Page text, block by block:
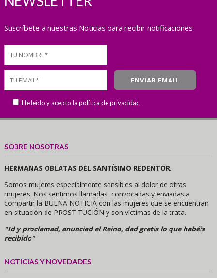
Suscríbete a nuestras Noticias para recibir notificaciones
He leído y acepto la política de privacidad
SOBRE NOSOTRAS
HERMANAS OBLATAS DEL SANTÍSIMO REDENTOR.
Somos mujeres especialmente sensibles al dolor de otras
mujeres. Nos sentimos llamadas, convocadas y enviadas a
compartir la BUENA NOTICIA con las mujeres que se encuentran
en situación de PROSTITUCIÓN y son víctimas de la trata.
"Id y proclamad, anunciad el Reino, dad gratis lo que habéis
recibido"
NOTICIAS Y NOVEDADES